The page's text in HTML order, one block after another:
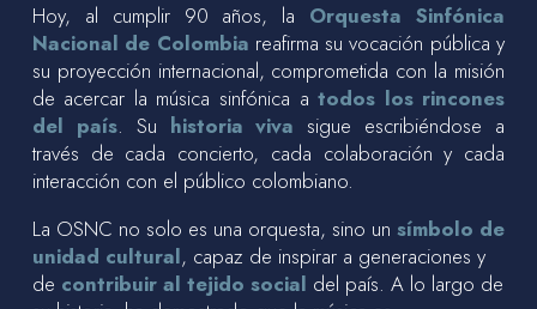
Hoy, al cumplir 90 años, la Orquesta Sinfónica
Nacional de Colombia reafirma su vocación pública y
su proyección internacional, comprometida con la misión
de acercar la música sinfónica atodos los rincones
del país. Su historia viva sigue escribiéndose a
través de cada concierto, cada colaboración y cada
interacción con el público colombiano.
La OSNC no solo es una orquesta, sino un símbolo de
unidad cultural, capaz de inspirar a generaciones y
de contribuir al tejido social del país. A lo largo de